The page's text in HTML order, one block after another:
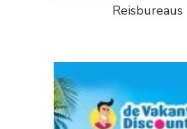
Reisbureaus